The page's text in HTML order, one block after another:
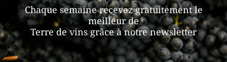
Chaque semaine recevez gratuitement le
meilleur de
Terre de vins grâce à notre newsletter